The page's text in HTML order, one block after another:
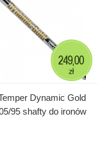
Dynamic Gold
95 shafty do ironów
249,00
zł